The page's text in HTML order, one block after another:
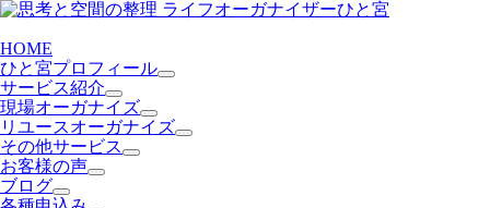
HOME
ひと宮プロフィール
サービス紹介
現場オーガナイズ
リユースオーガナイズ
その他サービス
お客様の声
ブログ